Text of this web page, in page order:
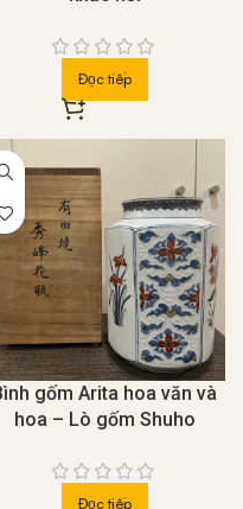
thanh kim loại gõ nhẹ
ngân thanh vào kéo
lớp men tráng trên sản
ít chọn lọc hơn đồ sứ
năng giữ nhiệt kém
phẩm, còn đồ sứ thường
Đọc tiếp
gốm Arita hoa văn và
hoa – Lò gốm Shuho
Đọc tiếp